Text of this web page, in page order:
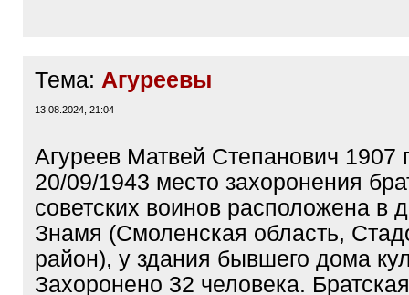
Тема: Агуреевы
13.08.2024, 21:04
Агуреев Матвей Степанович 1907
20/09/1943 место захоронения
советских воинов расположена в
Знамя (Смоленская область,
район), у здания бывшего дома
Захоронено 32 человека.